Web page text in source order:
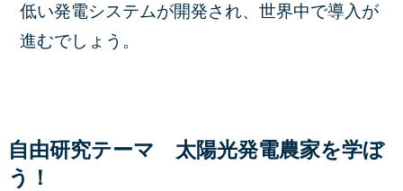
低い発電システムが開発され、世界中で導入が
進むでしょう。
自由研究テーマ 太陽光発電農家を学ぼ
う！